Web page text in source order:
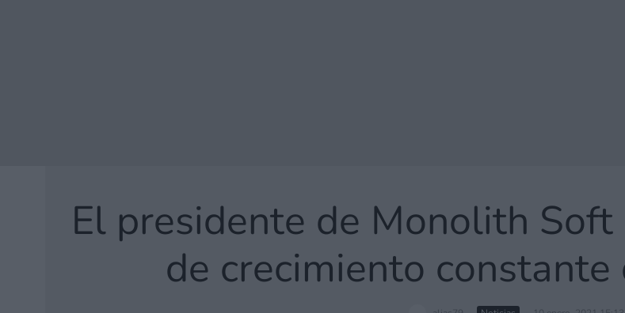
El presidente de Monolith Soft
de crecimiento constante